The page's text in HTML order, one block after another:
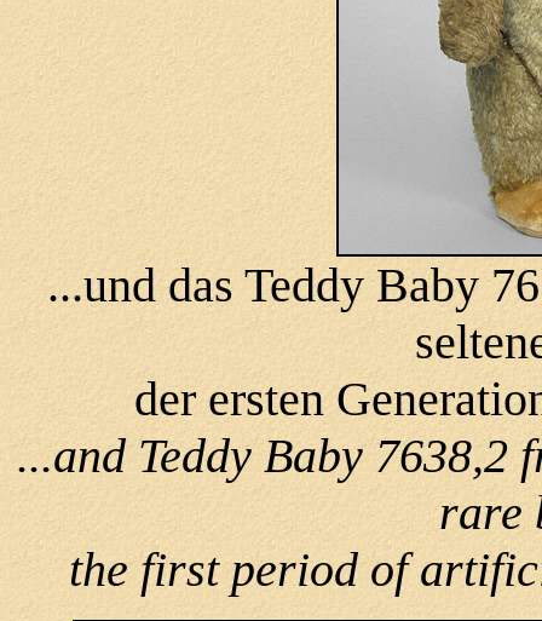
...und das Teddy Baby
der ersten
...and Teddy Baby 7638,2
rare
the first period of